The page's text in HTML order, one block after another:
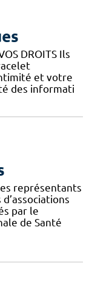
DROITS Ils
et votre
des informati
Les représentants
par le
de Santé